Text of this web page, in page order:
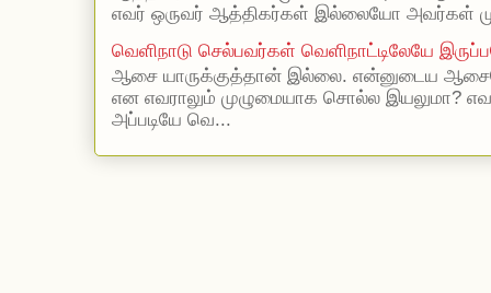
எவர் ஒருவர் ஆத்திகர்கள் இல்லையோ அவர்கள்
வெளிநாடு செல்பவர்கள் வெளிநாட்டிலேயே
ஆசை யாருக்குத்தான் இல்லை. என்னுடைய
என எவராலும் முழுமையாக சொல்ல இயலுமா?
அப்படியே வெ...